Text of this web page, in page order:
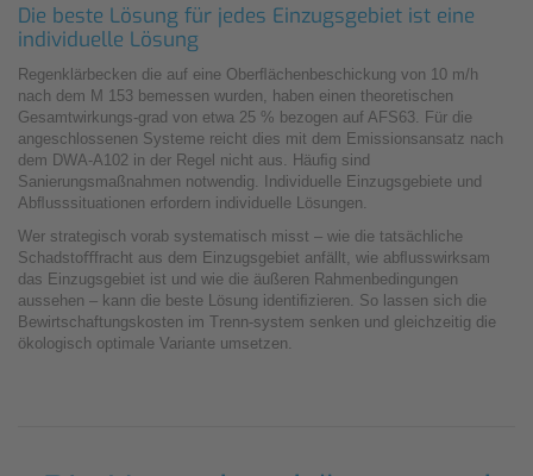
Die beste Lösung für jedes Einzugsgebiet ist eine
individuelle Lösung
Regenklärbecken die auf eine Oberﬂächenbeschickung von 10 m/h
nach dem M 153 bemessen wurden, haben einen theoretischen
Gesamtwirkungs-grad von etwa 25 % bezogen auf AFS63. Für die
angeschlossenen Systeme reicht dies mit dem Emissionsansatz nach
dem DWA-A102 in der Regel nicht aus. Häuﬁg sind
Sanierungsmaßnahmen notwendig. Individuelle Einzugsgebiete und
Abﬂusssituationen erfordern individuelle Lösungen.
Wer strategisch vorab systematisch misst – wie die tatsächliche
Schadstoﬀfracht aus dem Einzugsgebiet anfällt, wie abﬂusswirksam
das Einzugsgebiet ist und wie die äußeren Rahmenbedingungen
aussehen – kann die beste Lösung identiﬁzieren. So lassen sich die
Bewirtschaftungskosten im Trenn-system senken und gleichzeitig die
ökologisch optimale Variante umsetzen.